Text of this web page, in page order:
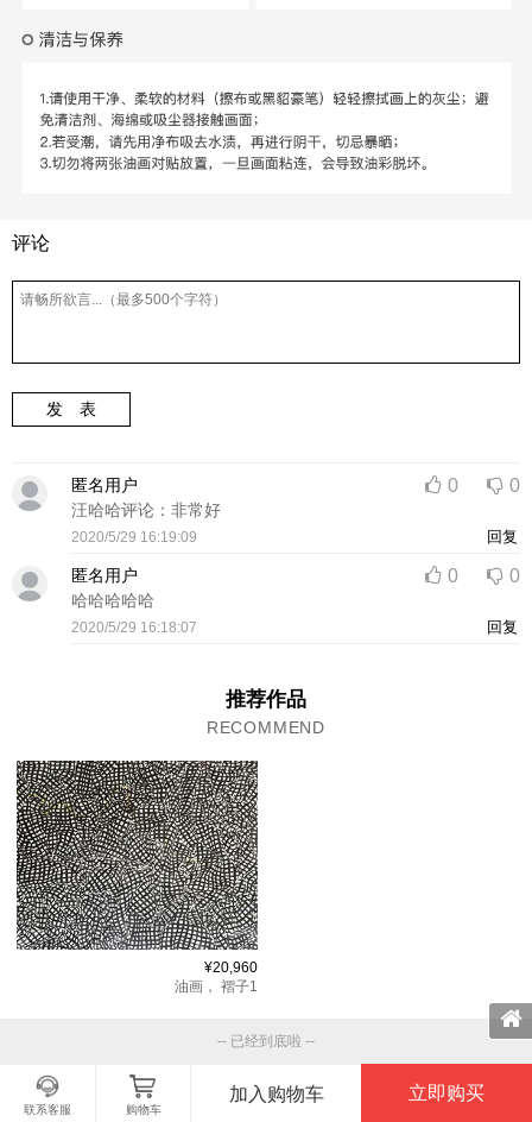
联系客服 购物车
加入购物车 立即购买
评论
发 表
匿名用户
汪哈哈评论：非常好
2020/5/29 16:19:09 回复
0 0
匿名用户
哈哈哈哈哈
2020/5/29 16:18:07 回复
0 0
推荐作品
RECOMMEND
¥20,960
油画， 褶子1
-- 已经到底啦 --